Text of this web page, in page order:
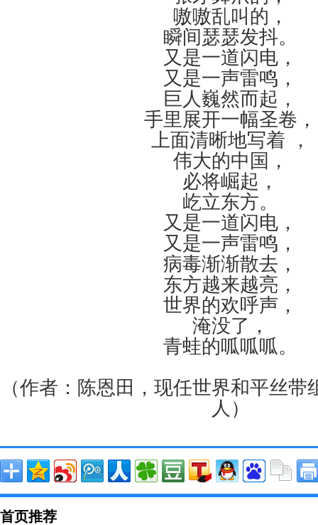
嗷嗷乱叫的，
瞬间瑟瑟发抖。
又是一道闪电，
又是一声雷鸣，
巨人巍然而起，
手里展开一幅圣卷，
上面清晰地写着 ，
伟大的中国，
必将崛起，
屹立东方。
又是一道闪电，
又是一声雷鸣，
病毒渐渐散去，
东方越来越亮，
世界的欢呼声，
淹没了，
青蛙的呱呱呱。
（作者：陈恩田，现任世界和平丝
人）
首页推荐